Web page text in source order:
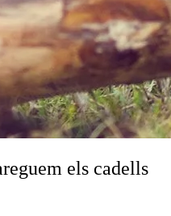
els cadells